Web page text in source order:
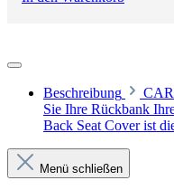
Beschreibung
Sie Ihre Rückbank
Back Seat Cover ist
Menü schließen